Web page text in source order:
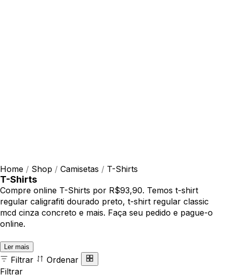
Home / Shop / Camisetas / T-Shirts
T-Shirts
Compre online T-Shirts por R$93,90. Temos t-shirt
regular caligrafiti dourado preto, t-shirt regular classic
mcd cinza concreto e mais. Faça seu pedido e pague-o
online.
Ler mais
Filtrar
Ordenar
Filtrar